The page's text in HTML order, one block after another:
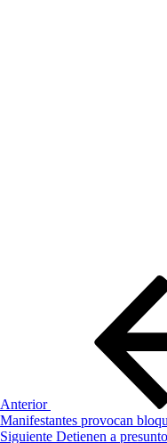
Anterior
Manifestantes provocan
Siguiente
Siguiente Detienen a